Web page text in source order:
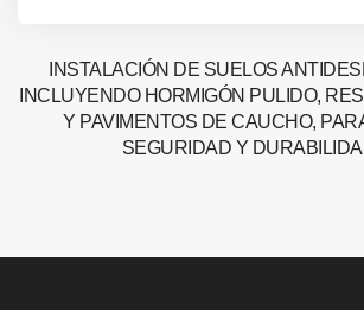
INSTALACIÓN DE SUELOS
INCLUYENDO HORMIGÓN PULIDO,
Y PAVIMENTOS DE CAUCHO,
SEGURIDAD Y